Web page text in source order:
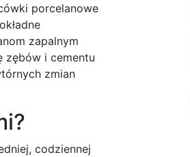
porcelanowe
zapalnym
zębów i cementu
zmian
codziennej